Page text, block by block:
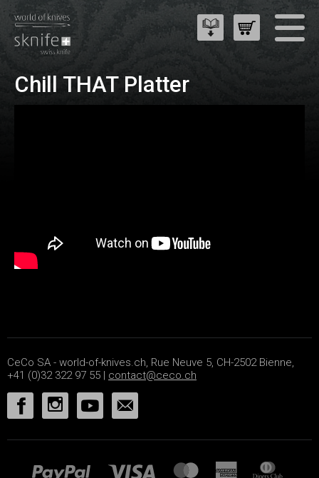
Chill THAT Platter
CeCo SA - world-of-knives.ch, Rue Neuve 5, CH-2502 Bienne,
+41 (0)32 322 97 55 | contact@ceco.ch